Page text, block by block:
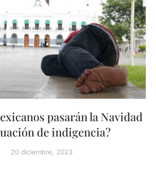
pasarán la Navidad
de indigencia?
20 diciembre, 2023